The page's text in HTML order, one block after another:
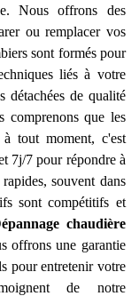
Nous offrons des
ou remplacer vos
sont formés pour
liés à votre
détachées de qualité
comprenons que les
à tout moment, c'est
7j/7 pour répondre à
souvent dans
sont compétitifs et
chaudière
offrons une garantie
pour entretenir votre
de notre